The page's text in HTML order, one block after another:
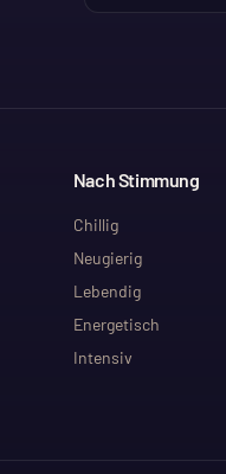
Nach Stimmung
Chillig
Neugierig
Lebendig
Energetisch
Intensiv